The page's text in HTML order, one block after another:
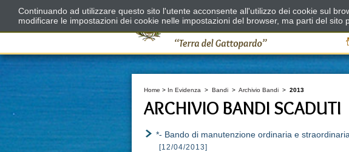
Home > In Evidenza > Bandi > Archivio Bandi > 2013
ARCHIVIO BANDI SCADUTI
*- Bando di manutenzione ordinaria e
[12/04/2013]
Continuando ad utilizzare questo sito l'utente acconsente all'utilizzo dei cookie sul
modificare le impostazioni dei cookie nelle impostazioni del browser, ma parti del sito